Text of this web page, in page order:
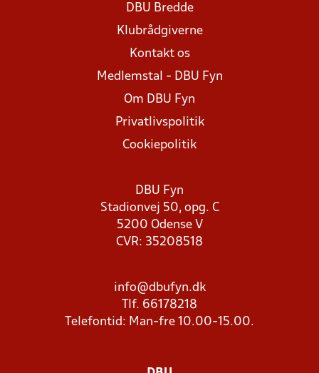
DBU Bredde
Klubrådgiverne
Kontakt os
Medlemstal - DBU Fyn
Om DBU Fyn
Privatlivspolitik
Cookiepolitik
DBU Fyn
Stadionvej 50, opg. C
5200 Odense V
CVR: 35208518
info@dbufyn.dk
Tlf. 66178218
Telefontid: Man-fre 10.00-15.00.